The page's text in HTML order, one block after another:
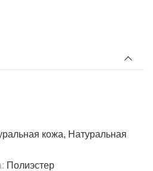
кожа, Натуральная
Полиэстер